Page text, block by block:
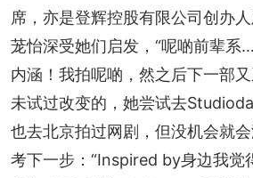
席，亦是登辉控股有限公司创办
茏怡深受她们启发，“呢啲前辈
内涵！我拍呢啲，然之后下一部
未试过改变的，她尝试去
也去北京拍过网剧，但没机会就
考下一步：“Inspired by身边我觉